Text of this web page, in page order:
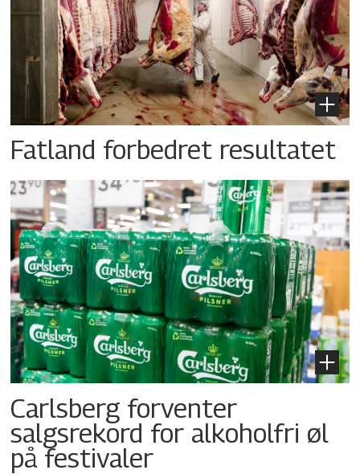
Fatland forbedret resultatet
Carlsberg forventer
salgsrekord for alkoholfri øl
på festivaler